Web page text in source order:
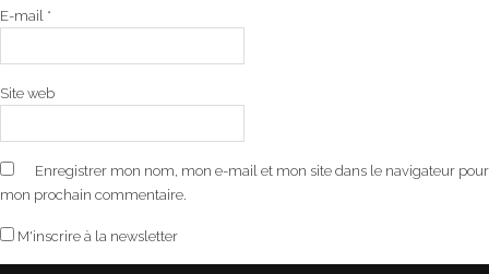
E-mail *
Site web
Enregistrer mon nom, mon e-mail et mon site dans le navigateur pour
mon prochain commentaire.
M'inscrire à la newsletter